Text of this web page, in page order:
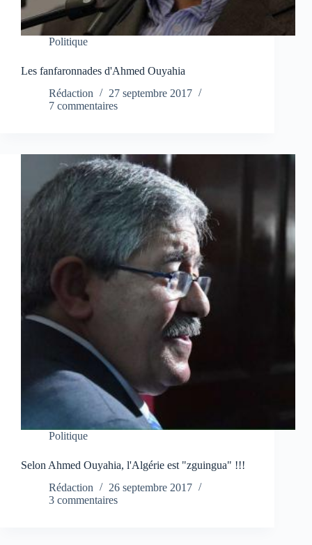
Politique
Les fanfaronnades d'Ahmed Ouyahia
Rédaction
27 septembre 2017
7 commentaires
Politique
Selon Ahmed Ouyahia, l'Algérie est "zguingua" !!!
Rédaction
26 septembre 2017
3 commentaires